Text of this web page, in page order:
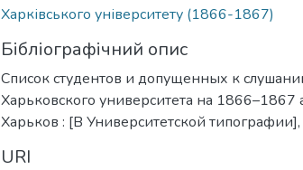
Харківського університету (1866-1867)
Бібліографічний опис
Список студентов и допущенных к
Харьковского университета на 1866–1867
Харьков : [В Университетской
URI